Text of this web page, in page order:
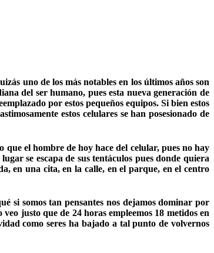
uno de los más notables en los últimos años son
del ser humano, pues esta nueva generación de
por estos pequeños equipos. Si bien estos
estos celulares se han posesionado de
que el hombre de hoy hace del celular, pues no hay
se escapa de sus tentáculos pues donde quiera
en una cita, en la calle, en el parque, en el centro
si somos tan pensantes nos dejamos dominar por
justo que de 24 horas empleemos 18 metidos en
como seres ha bajado a tal punto de volvernos